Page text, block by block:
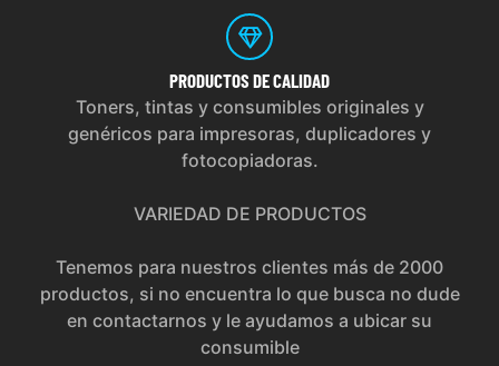
PRODUCTOS DE CALIDAD
Toners, tintas y consumibles originales y
genéricos para impresoras, duplicadores y
fotocopiadoras.
VARIEDAD DE PRODUCTOS
Tenemos para nuestros clientes más de 2000
productos, si no encuentra lo que busca no dude
en contactarnos y le ayudamos a ubicar su
consumible